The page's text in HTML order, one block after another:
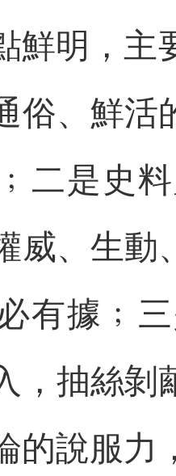
鮮明，主
俗、鮮活
二是史
威、生動
有據﹔
，抽絲剝
的說服力